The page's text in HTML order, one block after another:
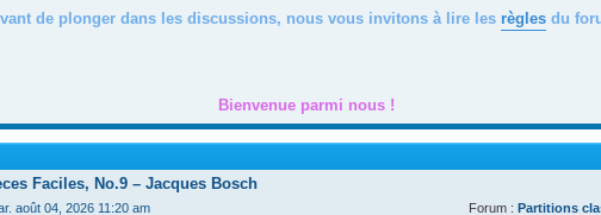
de plonger dans les discussions, nous vous invitons à lire les règles du
Bienvenue parmi nous !
Faciles, No.9 – Jacques Bosch
août 04, 2026 11:20 am Forum : Partitions